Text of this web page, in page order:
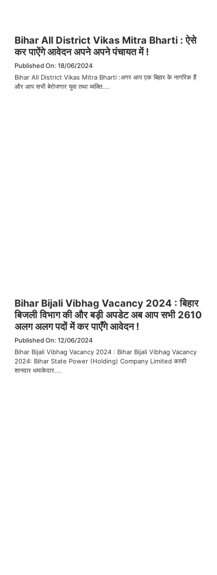
Bihar All District Vikas Mitra Bharti : ऐसे
कर पाऐंगे आवेदन अपने अपने पंचायत में !
Published On: 18/06/2024
Bihar All District Vikas Mitra Bharti :अगर आप एक बिहार के नागरिक हैं
और आप सभी बेरोजगार युवा तथा व्यक्ति....
Bihar Bijali Vibhag Vacancy 2024 : बिहार
बिजली विभाग की और बड़ी अपडेट अब आप सभी 2610
अलग अलग पदों में कर पाएँगे आवेदन !
Published On: 12/06/2024
Bihar Bijali Vibhag Vacancy 2024 : Bihar Bijali Vibhag Vacancy
2024: Bihar State Power (Holding) Company Limited काफी
शानदार धमाकेदार....